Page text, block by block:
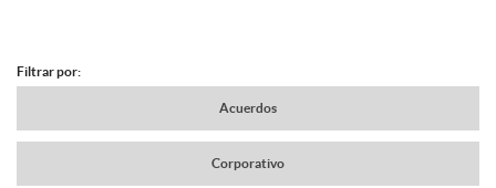
N
Filtrar por:
Acuerdos
Corporativo